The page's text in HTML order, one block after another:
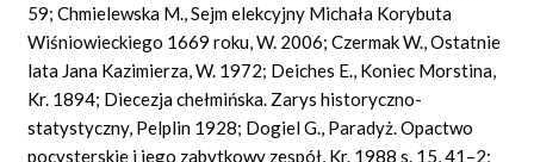
59; Chmielewska M., Sejm elekcyjny Michała Korybuta
Wiśniowieckiego 1669 roku, W. 2006; Czermak W., Ostatnie
lata Jana Kazimierza, W. 1972; Deiches E., Koniec Morstina,
Kr. 1894; Diecezja chełmińska. Zarys historyczno-
statystyczny, Pelplin 1928; Dogiel G., Paradyż. Opactwo
pocysterskie i jego zabytkowy zespół, Kr. 1988 s. 15, 41–2;